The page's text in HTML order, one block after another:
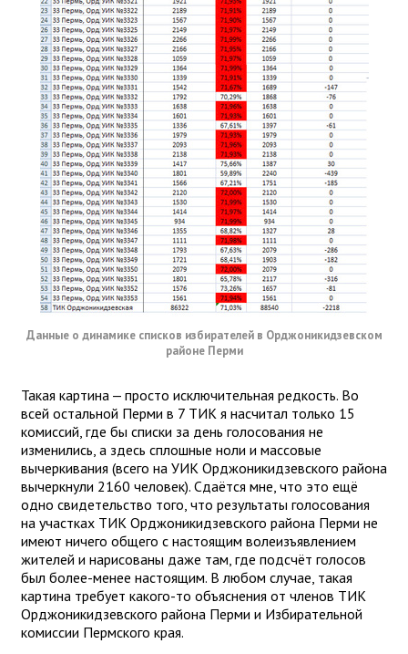
Данные о динамике списков избирателей в Орджоникидзевском
районе Перми
Такая картина — просто исключительная редкость. Во
всей остальной Перми в 7 ТИК я насчитал только 15
комиссий, где бы списки за день голосования не
изменились, а здесь сплошные ноли и массовые
вычеркивания (всего на УИК Орджоникидзевского района
вычеркнули 2160 человек). Сдаётся мне, что это ещё
одно свидетельство того, что результаты голосования
на участках ТИК Орджоникидзевского района Перми не
имеют ничего общего с настоящим волеизъявлением
жителей и нарисованы даже там, где подсчёт голосов
был более-менее настоящим. В любом случае, такая
картина требует какого-то объяснения от членов ТИК
Орджоникидзевского района Перми и Избирательной
комиссии Пермского края.